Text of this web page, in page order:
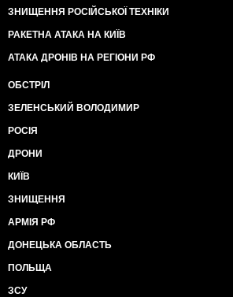
ЗНИЩЕННЯ РОСІЙСЬКОЇ ТЕХНІКИ
РАКЕТНА АТАКА НА КИЇВ
АТАКА ДРОНІВ НА РЕГІОНИ РФ
ОБСТРІЛ
ЗЕЛЕНСЬКИЙ ВОЛОДИМИР
РОСІЯ
ДРОНИ
КИЇВ
ЗНИЩЕННЯ
АРМІЯ РФ
ДОНЕЦЬКА ОБЛАСТЬ
ПОЛЬЩА
ЗСУ